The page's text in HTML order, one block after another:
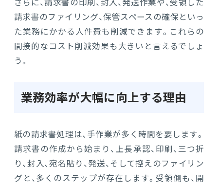
さらに、請求書の印刷、封入、発送作業や、受領した
請求書のファイリング、保管スペースの確保といっ
た業務にかかる人件費も削減できます。これらの
間接的なコスト削減効果も大きいと言えるでしょ
う。
業務効率が大幅に向上する理由
紙の請求書処理は、手作業が多く時間を要します。
請求書の作成から始まり、上長承認、印刷、三つ折
り、封入、宛名貼り、発送、そして控えのファイリン
グと、多くのステップが存在します。受領側も、開